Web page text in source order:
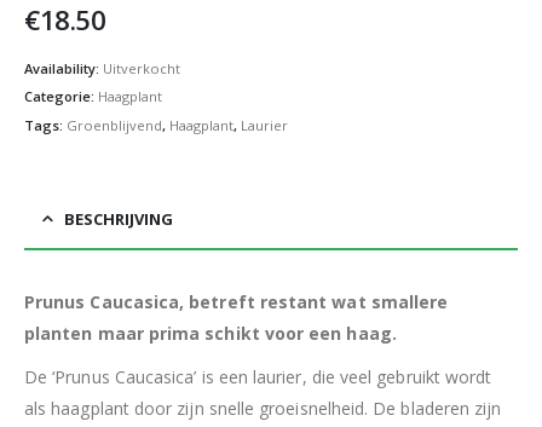
€18.50
Availability: Uitverkocht
Categorie: Haagplant
Tags: Groenblijvend, Haagplant, Laurier
BESCHRIJVING
Prunus Caucasica, betreft restant wat smallere
planten maar prima schikt voor een haag.
De ‘Prunus Caucasica’ is een laurier, die veel gebruikt wordt
als haagplant door zijn snelle groeisnelheid. De bladeren zijn